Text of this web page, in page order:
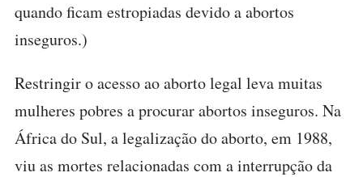
quando ficam estropiadas devido a abortos
inseguros.)
Restringir o acesso ao aborto legal leva muitas
mulheres pobres a procurar abortos inseguros. Na
África do Sul, a legalização do aborto, em 1988,
viu as mortes relacionadas com a interrupção da